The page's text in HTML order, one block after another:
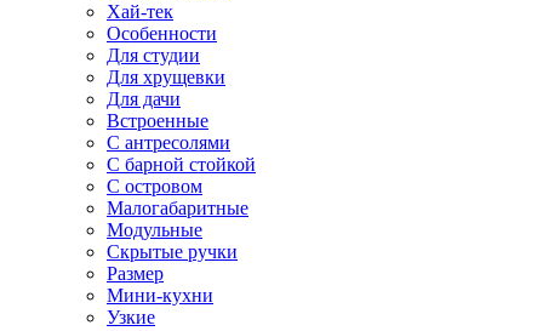
Хай-тек
Особенности
Для студии
Для хрущевки
Для дачи
Встроенные
С антресолями
С барной стойкой
С островом
Малогабаритные
Модульные
Скрытые ручки
Размер
Мини-кухни
Узкие